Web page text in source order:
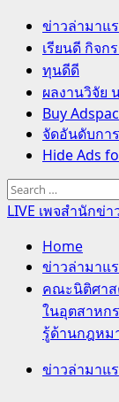
Primary
Menu
ข่าวล่ามาแ
เรียนดี กิจก
ทุนดีดี
ผลงานวิจัย
Buy
จัดอันดับกา
Hide Ads
Search
for:
LIVE เพจสำนักข่
Home
ข่าวล่ามาแ
คณะนิติศาส
ในอุตสาหก
รู้ด้านกฎหม
ข่าวล่ามาแ